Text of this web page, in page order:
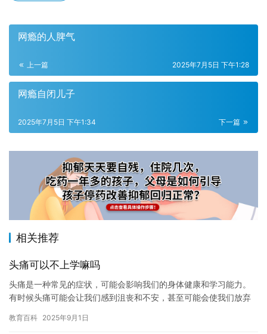
网瘾的人脾气
上一篇 2025年7月5日 下午1:28
网瘾自闭儿子
下一篇
2025年7月5日 下午1:34
相关推荐
头痛可以不上学嘛吗
头痛是一种常见的症状，可能会影响我们的身体健康和学习能力。
有时候头痛可能会让我们感到沮丧和不安，甚至可能会使我们放弃
的借口…
教育百科 2025年9月1日